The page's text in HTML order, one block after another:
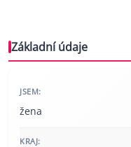
Základní údaje
JSEM:
žena
KRAJ: